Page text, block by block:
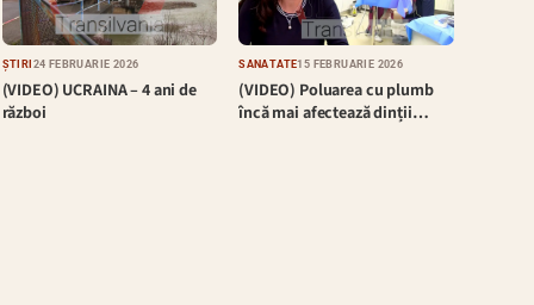
ȘTIRI 24 FEBRUARIE 2026
(VIDEO) UCRAINA – 4 ani de
război
SĂNĂTATE15 FEBRUARIE 2026
(VIDEO) Poluarea cu plumb
încă mai afectează dinții…